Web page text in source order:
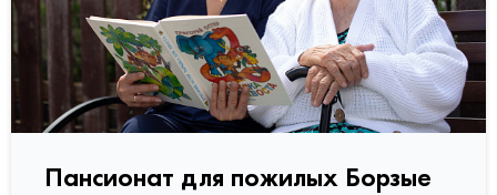
Пансионат для пожилых Борзые